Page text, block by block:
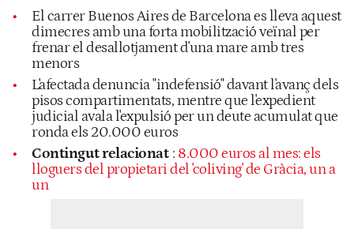
El carrer Buenos Aires de Barcelona es lleva aquest
dimecres amb una forta mobilització veïnal per
frenar el desallotjament d'una mare amb tres
menors
L'afectada denuncia "indefensió" davant l'avanç dels
pisos compartimentats, mentre que l'expedient
judicial avala l'expulsió per un deute acumulat que
ronda els 20.000 euros
Contingut relacionat : 8.000 euros al mes: els
lloguers del propietari del 'coliving' de Gràcia, un a
un